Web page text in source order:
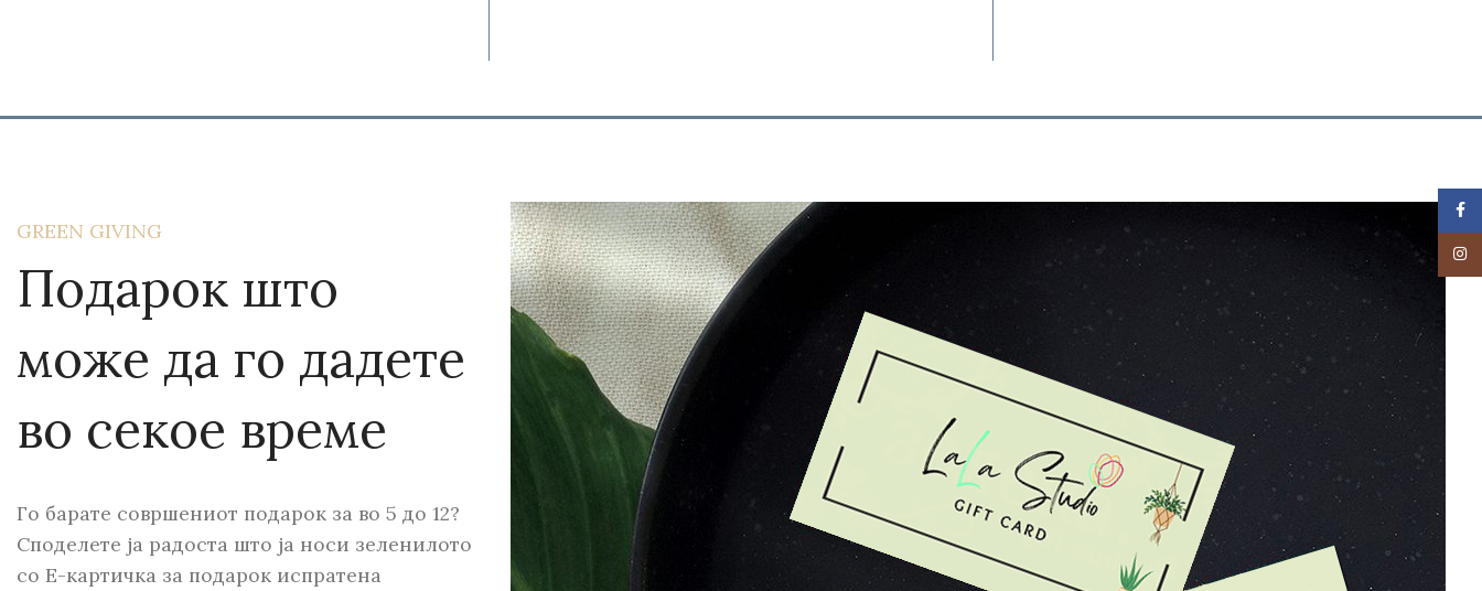
GREEN GIVING
Подарок што
може да го дадете
во секое време
Го барате совршениот подарок за во 5 до 12?
Споделете ја радоста што ја носи зеленилото
со Е-картичка за подарок испратена